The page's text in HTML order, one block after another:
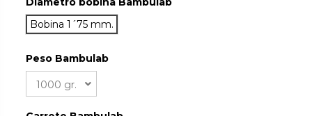
Bobina 1´75 mm.
Peso Bambulab